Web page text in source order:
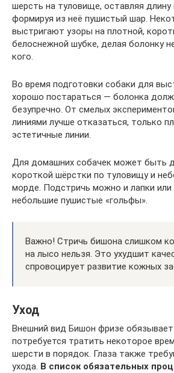
шерсть на туловище, оставляя длину
формируя из неё пушистый шар.
выстригают узоры на плотной,
белоснежной шубке, делая болонку
кого.
Во время подготовки собаки для
хорошо постараться — болонка
безупречно. От смелых
линиями лучше отказаться, только
эстетичные линии.
Для домашних собачек может быть
короткой шёрстки по туловищу и
морде. Подстричь можно и лапки или
небольшие пушистые «гольфы».
Важно! Стричь бишона слишком
на лысо нельзя. Это ухудшит
спровоцирует развитие кожных
Уход
Внешний вид Бишон фризе
потребуется тратить некоторое
шерсти в порядок. Глаза также
ухода. В список обязательных